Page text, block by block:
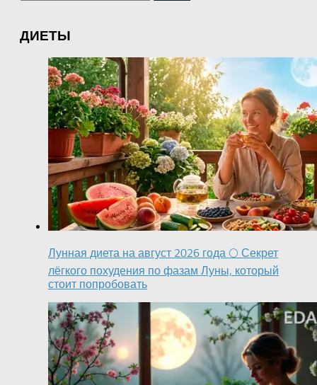
ДИЕТЫ
Лунная диета на август 2026 года 🌕 Секрет
лёгкого похудения по фазам Луны, который
стоит попробовать